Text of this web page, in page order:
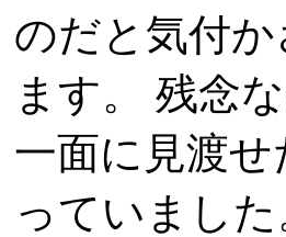
のだと気付
ます。 残念
一面に見渡
っていまし